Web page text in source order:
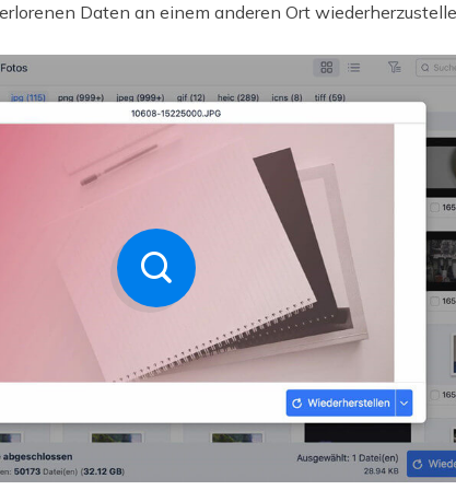
Daten an einem anderen Ort